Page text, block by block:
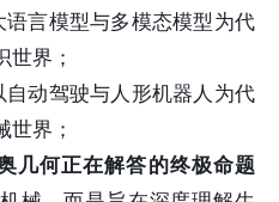
语言模型与多模态模型为代
界；
自动驾驶与人形机器人为代
界；
几何正在解答的终极命题